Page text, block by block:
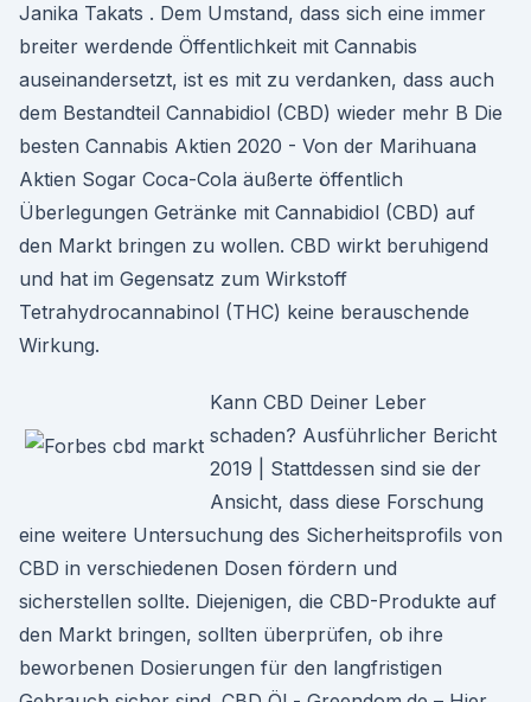
Janika Takats . Dem Umstand, dass sich eine immer
breiter werdende Öffentlichkeit mit Cannabis
auseinandersetzt, ist es mit zu verdanken, dass auch
dem Bestandteil Cannabidiol (CBD) wieder mehr B Die
besten Cannabis Aktien 2020 - Von der Marihuana
Aktien Sogar Coca-Cola äußerte öffentlich
Überlegungen Getränke mit Cannabidiol (CBD) auf
den Markt bringen zu wollen. CBD wirkt beruhigend
und hat im Gegensatz zum Wirkstoff
Tetrahydrocannabinol (THC) keine berauschende
Wirkung.
Kann CBD Deiner Leber
schaden? Ausführlicher Bericht
2019 | Stattdessen sind sie der
Ansicht, dass diese Forschung
eine weitere Untersuchung des Sicherheitsprofils von
CBD in verschiedenen Dosen fördern und
sicherstellen sollte. Diejenigen, die CBD-Produkte auf
den Markt bringen, sollten überprüfen, ob ihre
beworbenen Dosierungen für den langfristigen